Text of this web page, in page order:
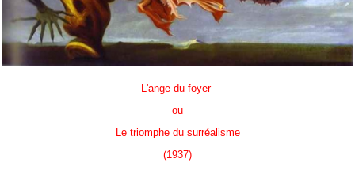
L'ange du foyer
ou
Le triomphe du surréalisme
(1937)